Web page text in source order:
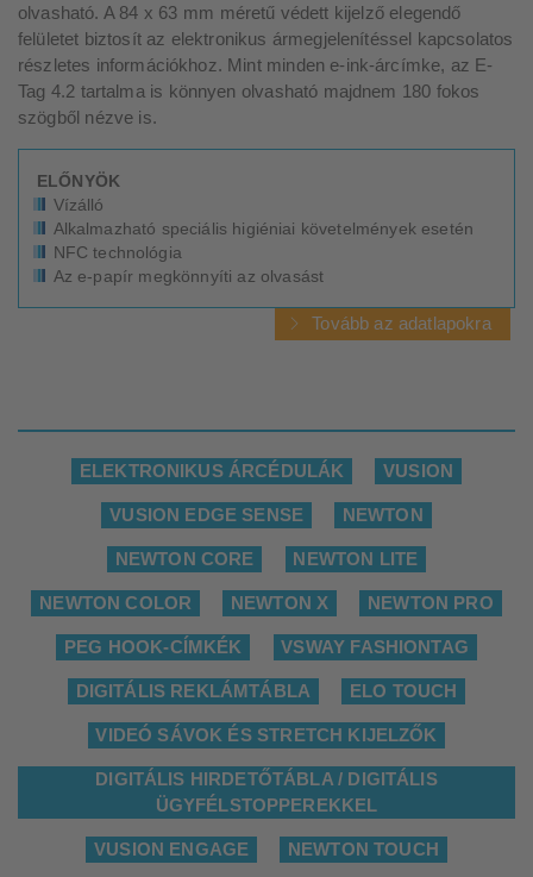
olvasható. A 84 x 63 mm méretű védett kijelző elegendő
felületet biztosít az elektronikus ármegjelenítéssel kapcsolatos
részletes információkhoz. Mint minden e-ink-árcímke, az E-
Tag 4.2 tartalma is könnyen olvasható majdnem 180 fokos
szögből nézve is.
ELŐNYÖK
Vízálló
Alkalmazható speciális higiéniai követelmények esetén
NFC technológia
Az e-papír megkönnyíti az olvasást
Tovább az adatlapokra
ELEKTRONIKUS ÁRCÉDULÁK VUSION
VUSION EDGE SENSE NEWTON
NEWTON CORE NEWTON LITE
NEWTON COLOR NEWTON X NEWTON PRO
PEG HOOK-CÍMKÉK VSWAY FASHIONTAG
DIGITÁLIS REKLÁMTÁBLA ELO TOUCH
VIDEÓ SÁVOK ÉS STRETCH KIJELZŐK
DIGITÁLIS HIRDETŐTÁBLA / DIGITÁLIS
ÜGYFÉLSTOPPEREKKEL
VUSION ENGAGE NEWTON TOUCH